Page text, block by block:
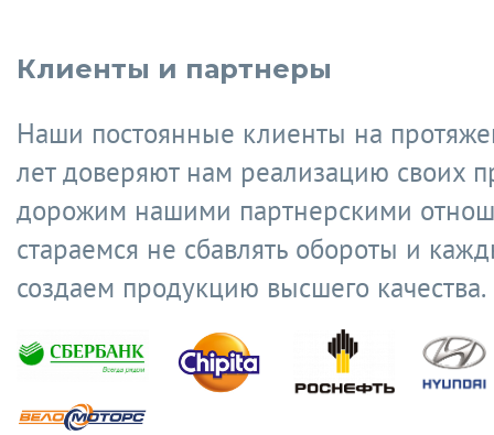
Клиенты и партнеры
Наши постоянные клиенты на
лет доверяют нам реализацию своих
дорожим нашими партнерскими
стараемся не сбавлять обороты и
создаем продукцию высшего качества.